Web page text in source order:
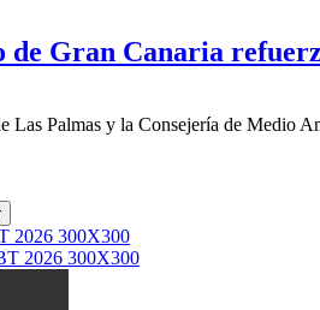
Gran Canaria
Las Palmas y la Consejería de Medio